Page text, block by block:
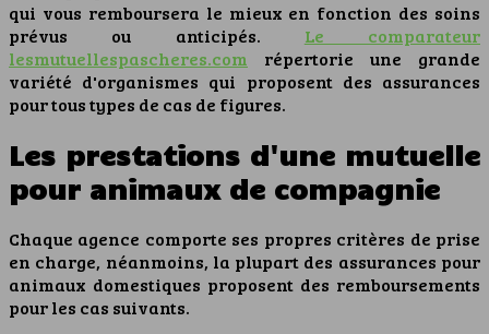
qui vous remboursera le mieux en fonction des soins
prévus ou anticipés. Le comparateur
lesmutuellespascheres.com répertorie une grande
variété d'organismes qui proposent des assurances
pour tous types de cas de figures.
Les prestations d'une mutuelle
pour animaux de compagnie
Chaque agence comporte ses propres critères de prise
en charge, néanmoins, la plupart des assurances pour
animaux domestiques proposent des remboursements
pour les cas suivants.